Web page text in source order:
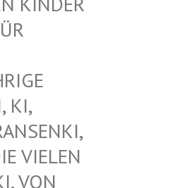
UND
ANDE
HERR